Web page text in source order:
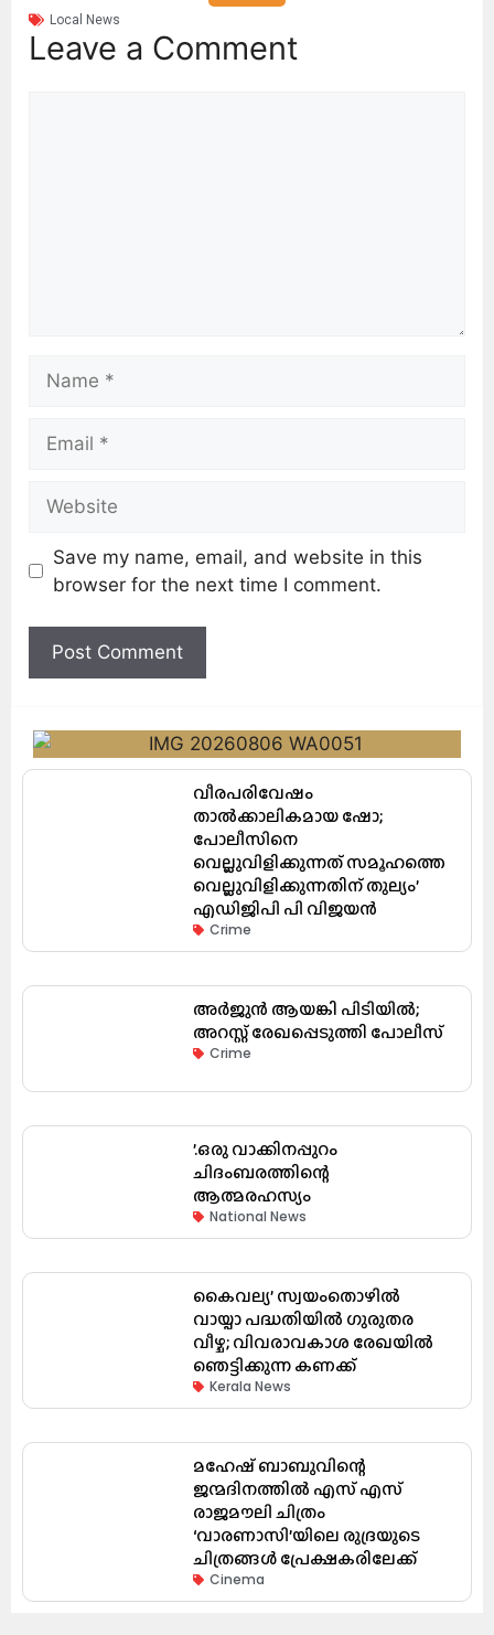
Local News
Leave a Comment
Save my name, email, and website in this
browser for the next time I comment.
വീരപരിവേഷം
താൽക്കാലികമായ ഷോ;
പോലീസിനെ
വെല്ലുവിളിക്കുന്നത് സമൂഹത്തെ
വെല്ലുവിളിക്കുന്നതിന് തുല്യം’
എഡിജിപി പി വിജയൻ
Crime
അർജുൻ ആയങ്കി പിടിയിൽ;
അറസ്റ്റ് രേഖപ്പെടുത്തി പോലീസ്
Crime
’.ഒരു വാക്കിനപ്പുറം
ചിദംബരത്തിന്റെ
ആത്മരഹസ്യം
National News
കൈവല്യ’ സ്വയംതൊഴിൽ
വായ്പാ പദ്ധതിയിൽ ഗുരുതര
വീഴ്ച; വിവരാവകാശ രേഖയിൽ
ഞെട്ടിക്കുന്ന കണക്ക്
Kerala News
മഹേഷ് ബാബുവിന്റെ
ജന്മദിനത്തിൽ എസ് എസ്
രാജമൗലി ചിത്രം
‘വാരണാസി’യിലെ രുദ്രയുടെ
ചിത്രങ്ങൾ പ്രേക്ഷകരിലേക്ക്
Cinema